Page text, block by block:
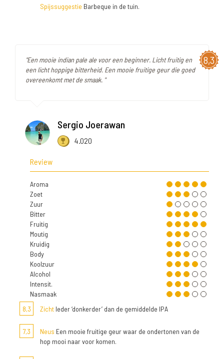
Spijssuggestie Barbeque in de tuin.
8,3
"Een mooie indian pale ale voor een beginner. Licht fruitig en
een licht hoppige bitterheid. Een mooie fruitige geur die goed
overeenkomt met de smaak. "
Sergio Joerawan
4.020
Review
Aroma
Zoet
Zuur
Bitter
Fruitig
Moutig
Kruidig
Body
Koolzuur
Alcohol
Intensit.
Nasmaak
8,3
Zicht Ieder ‘donkerder’ dan de gemiddelde IPA
7,3 Neus Een mooie fruitige geur waar de ondertonen van de
hop mooi naar voor komen.